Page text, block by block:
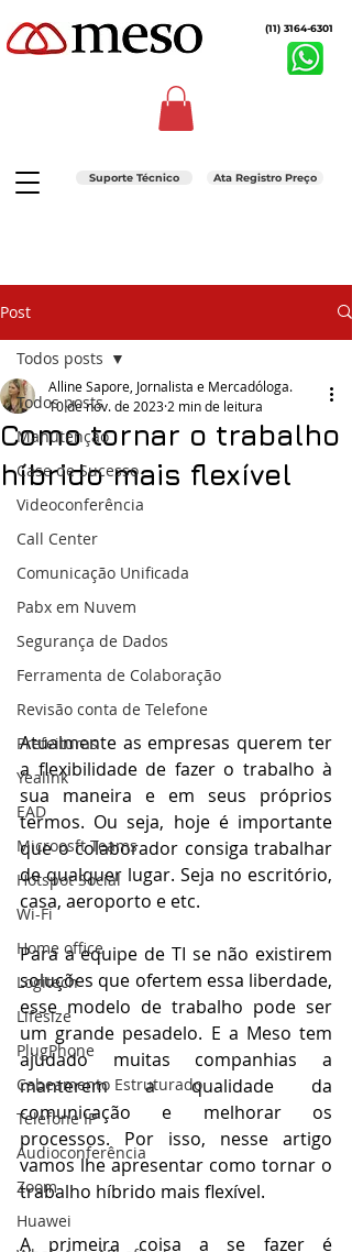
(11) 3164-6301
Suporte Técnico Ata Registro Preço
Post
Todos posts
Manutenção
Case de Sucesso
Videoconferência
Call Center
Comunicação Unificada
Pabx em Nuvem
Segurança de Dados
Ferramenta de Colaboração
Revisão conta de Telefone
Prefeituras
Yealink
EAD
Microosft Teams
Hotspot Social
Wi-Fi
Home office
Logitech
Lifesize
PlugPhone
Cabeamento Estruturado
Telefone IP
Audioconferência
Zoom
Huawei
Todos posts
Como tornar o trabalho
híbrido mais flexível
Alline Sapore, Jornalista e Mercadóloga.
10 de nov. de 2023 2 min de leitura
Atualmente as empresas querem ter
a flexibilidade de fazer o trabalho à
sua maneira e em seus próprios
termos. Ou seja, hoje é importante
que o colaborador consiga trabalhar
de qualquer lugar. Seja no escritório,
casa, aeroporto e etc.
Para a equipe de TI se não existirem
soluções que ofertem essa liberdade,
esse modelo de trabalho pode ser
um grande pesadelo. E a Meso tem
ajudado muitas companhias a
manterem a qualidade da
comunicação e melhorar os
processos. Por isso, nesse artigo
vamos lhe apresentar como tornar o
trabalho híbrido mais flexível.
A primeira coisa a se fazer é